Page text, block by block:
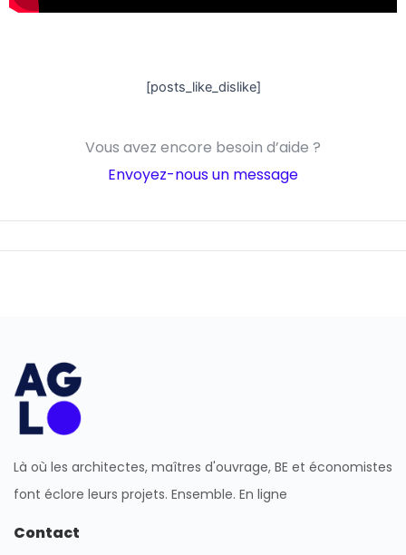
[posts_like_dislike]
Vous avez encore besoin d’aide ?
Envoyez-nous un message
Là où les architectes, maîtres d'ouvrage, BE et économistes
font éclore leurs projets. Ensemble. En ligne
Contact